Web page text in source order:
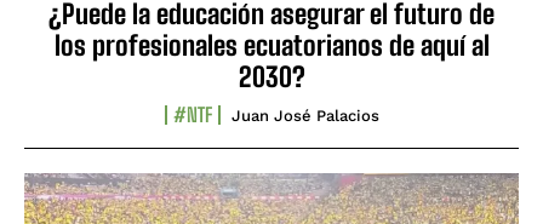
¿Puede la educación asegurar el futuro de
los profesionales ecuatorianos de aquí al
2030?
#NTF Juan José Palacios